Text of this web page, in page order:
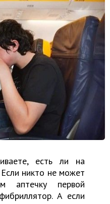
есть ли на
никто не может
аптечку первой
А если